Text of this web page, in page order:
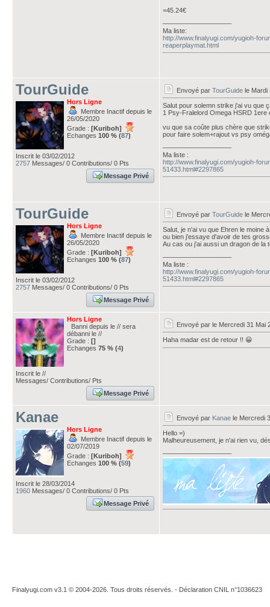
=45.24€
Ma liste:
http://www.finalyugi.com/yugioh-
reaperplaymat.html
TourGuide
Hors Ligne
Membre Inactif depuis le
26/05/2020
Grade : [Kuriboh]
Echanges 100 % (87)
Inscrit le 03/02/2012
2757 Messages/ 0 Contributions/ 0 Pts
Message Privé
Envoyé par TourGuide le Mardi
Salut pour solemn strike j'ai vu que
1 Psy-Fralelord Omega HSRD 1ere
vu que sa coûte plus chère que
pour faire solem+rajout vs psy
Ma liste :
http://www.finalyugi.com/yugioh-
51433.html#2297865
TourGuide
Hors Ligne
Membre Inactif depuis le
26/05/2020
Grade : [Kuriboh]
Echanges 100 % (87)
Inscrit le 03/02/2012
2757 Messages/ 0 Contributions/ 0 Pts
Message Privé
Envoyé par TourGuide le
Salut, je n'ai vu que Ehren le moine
ou bien j'essaye d'avoir de tes
Au cas ou j'ai aussi un dragon de la
Ma liste :
http://www.finalyugi.com/yugioh-
51433.html#2297865
Hors Ligne
Banni depuis le // sera
débanni le //
Grade : []
Echanges 75 % (4)
Inscrit le //
Messages/ Contributions/ Pts
Message Privé
Envoyé par le Mercredi 31 Mai
Haha madar est de retour !! 😀
Kanae
Hors Ligne
Membre Inactif depuis le
02/07/2019
Grade : [Kuriboh]
Echanges 100 % (59)
Inscrit le 28/03/2014
1960 Messages/ 0 Contributions/ 0 Pts
Message Privé
Envoyé par Kanae le Mercredi
Hello =)
Malheureusement, je n'ai rien vu,
Finalyugi.com v3.1 © 2004-2026. Tous droits réservés. - Déclaration CNIL n°1036623